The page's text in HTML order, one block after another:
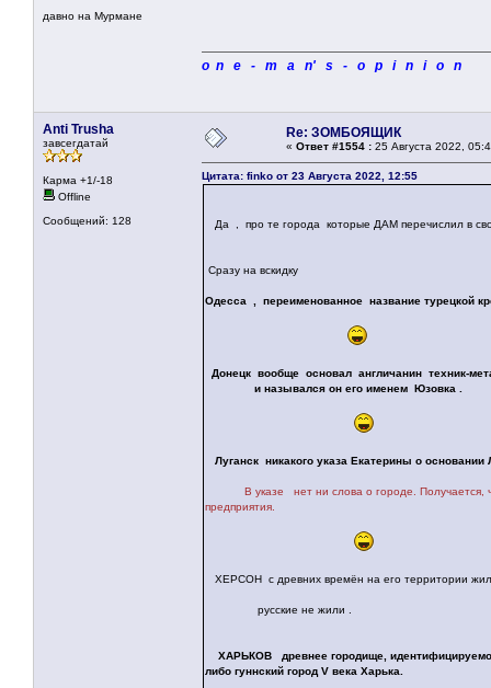
давно на Мурмане
o n e - m a n' s - o p i n i o n
Anti Trusha
завсегдатай
Карма +1/-18
Offline
Сообщений: 128
Re: ЗОМБОЯЩИК
« Ответ #1554 : 25 Августа 2022,
Цитата: finko от 23 Августа 2022, 12:55
Да , про те города которые ДАМ перечислил в
Сразу на вскидку
Одесса , переименованное название турецкой
Донецк вообще основал англичанин техник-
и назывался он его именем Юзовка .
Луганск никакого указа Екатерины о основании
В указе нет ни слова о городе. Получается,
предприятия.
ХЕРСОН с древних времён на его территории
русские не жили .
ХАРЬКОВ древнее городище,
либо гуннский город V века Харька.